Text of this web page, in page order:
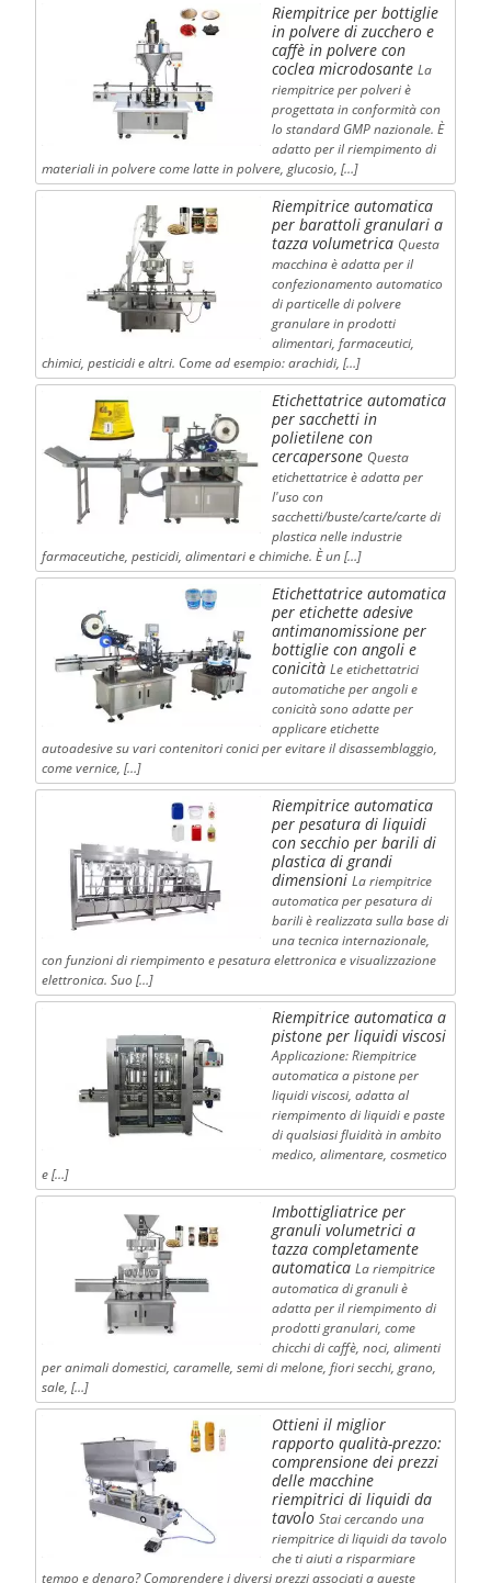
Riempitrice per bottiglie
in polvere di zucchero e
caffè in polvere con
coclea microdosante La
riempitrice per polveri è
progettata in conformità con
lo standard GMP nazionale. È
adatto per il riempimento di
materiali in polvere come latte in polvere, glucosio, […]
Riempitrice automatica
per barattoli granulari a
tazza volumetrica Questa
macchina è adatta per il
confezionamento automatico
di particelle di polvere
granulare in prodotti
alimentari, farmaceutici,
chimici, pesticidi e altri. Come ad esempio: arachidi, […]
Etichettatrice automatica
per sacchetti in
polietilene con
cercapersone Questa
etichettatrice è adatta per
l'uso con
sacchetti/buste/carte/carte di
plastica nelle industrie
farmaceutiche, pesticidi, alimentari e chimiche. È un […]
Etichettatrice automatica
per etichette adesive
antimanomissione per
bottiglie con angoli e
conicità Le etichettatrici
automatiche per angoli e
conicità sono adatte per
applicare etichette
autoadesive su vari contenitori conici per evitare il disassemblaggio,
come vernice, […]
Riempitrice automatica
per pesatura di liquidi
con secchio per barili di
plastica di grandi
dimensioni La riempitrice
automatica per pesatura di
barili è realizzata sulla base di
una tecnica internazionale,
con funzioni di riempimento e pesatura elettronica e visualizzazione
elettronica. Suo […]
Riempitrice automatica a
pistone per liquidi viscosi
Applicazione: Riempitrice
automatica a pistone per
liquidi viscosi, adatta al
riempimento di liquidi e paste
di qualsiasi fluidità in ambito
medico, alimentare, cosmetico
e […]
Imbottigliatrice per
granuli volumetrici a
tazza completamente
automatica La riempitrice
automatica di granuli è
adatta per il riempimento di
prodotti granulari, come
chicchi di caffè, noci, alimenti
per animali domestici, caramelle, semi di melone, fiori secchi, grano,
sale, […]
Ottieni il miglior
rapporto qualità-prezzo:
comprensione dei prezzi
delle macchine
riempitrici di liquidi da
tavolo Stai cercando una
riempitrice di liquidi da tavolo
che ti aiuti a risparmiare
tempo e denaro? Comprendere i diversi prezzi associati a queste